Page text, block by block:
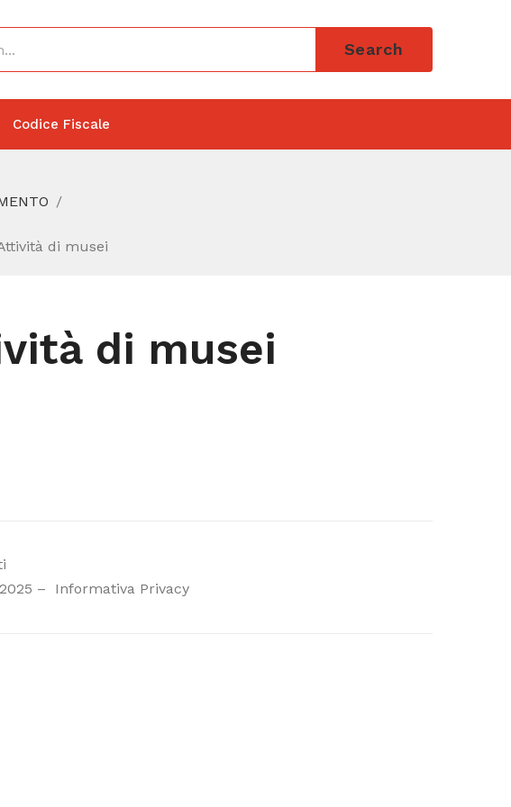
Search
Codice Fiscale
di musei
di musei
– Informativa Privacy